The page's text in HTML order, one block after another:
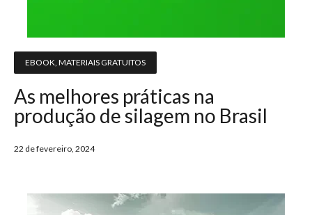
EBOOK MATERIAIS GRATUITOS
As melhores práticas na
produção de silagem no Brasil
22 de fevereiro, 2024